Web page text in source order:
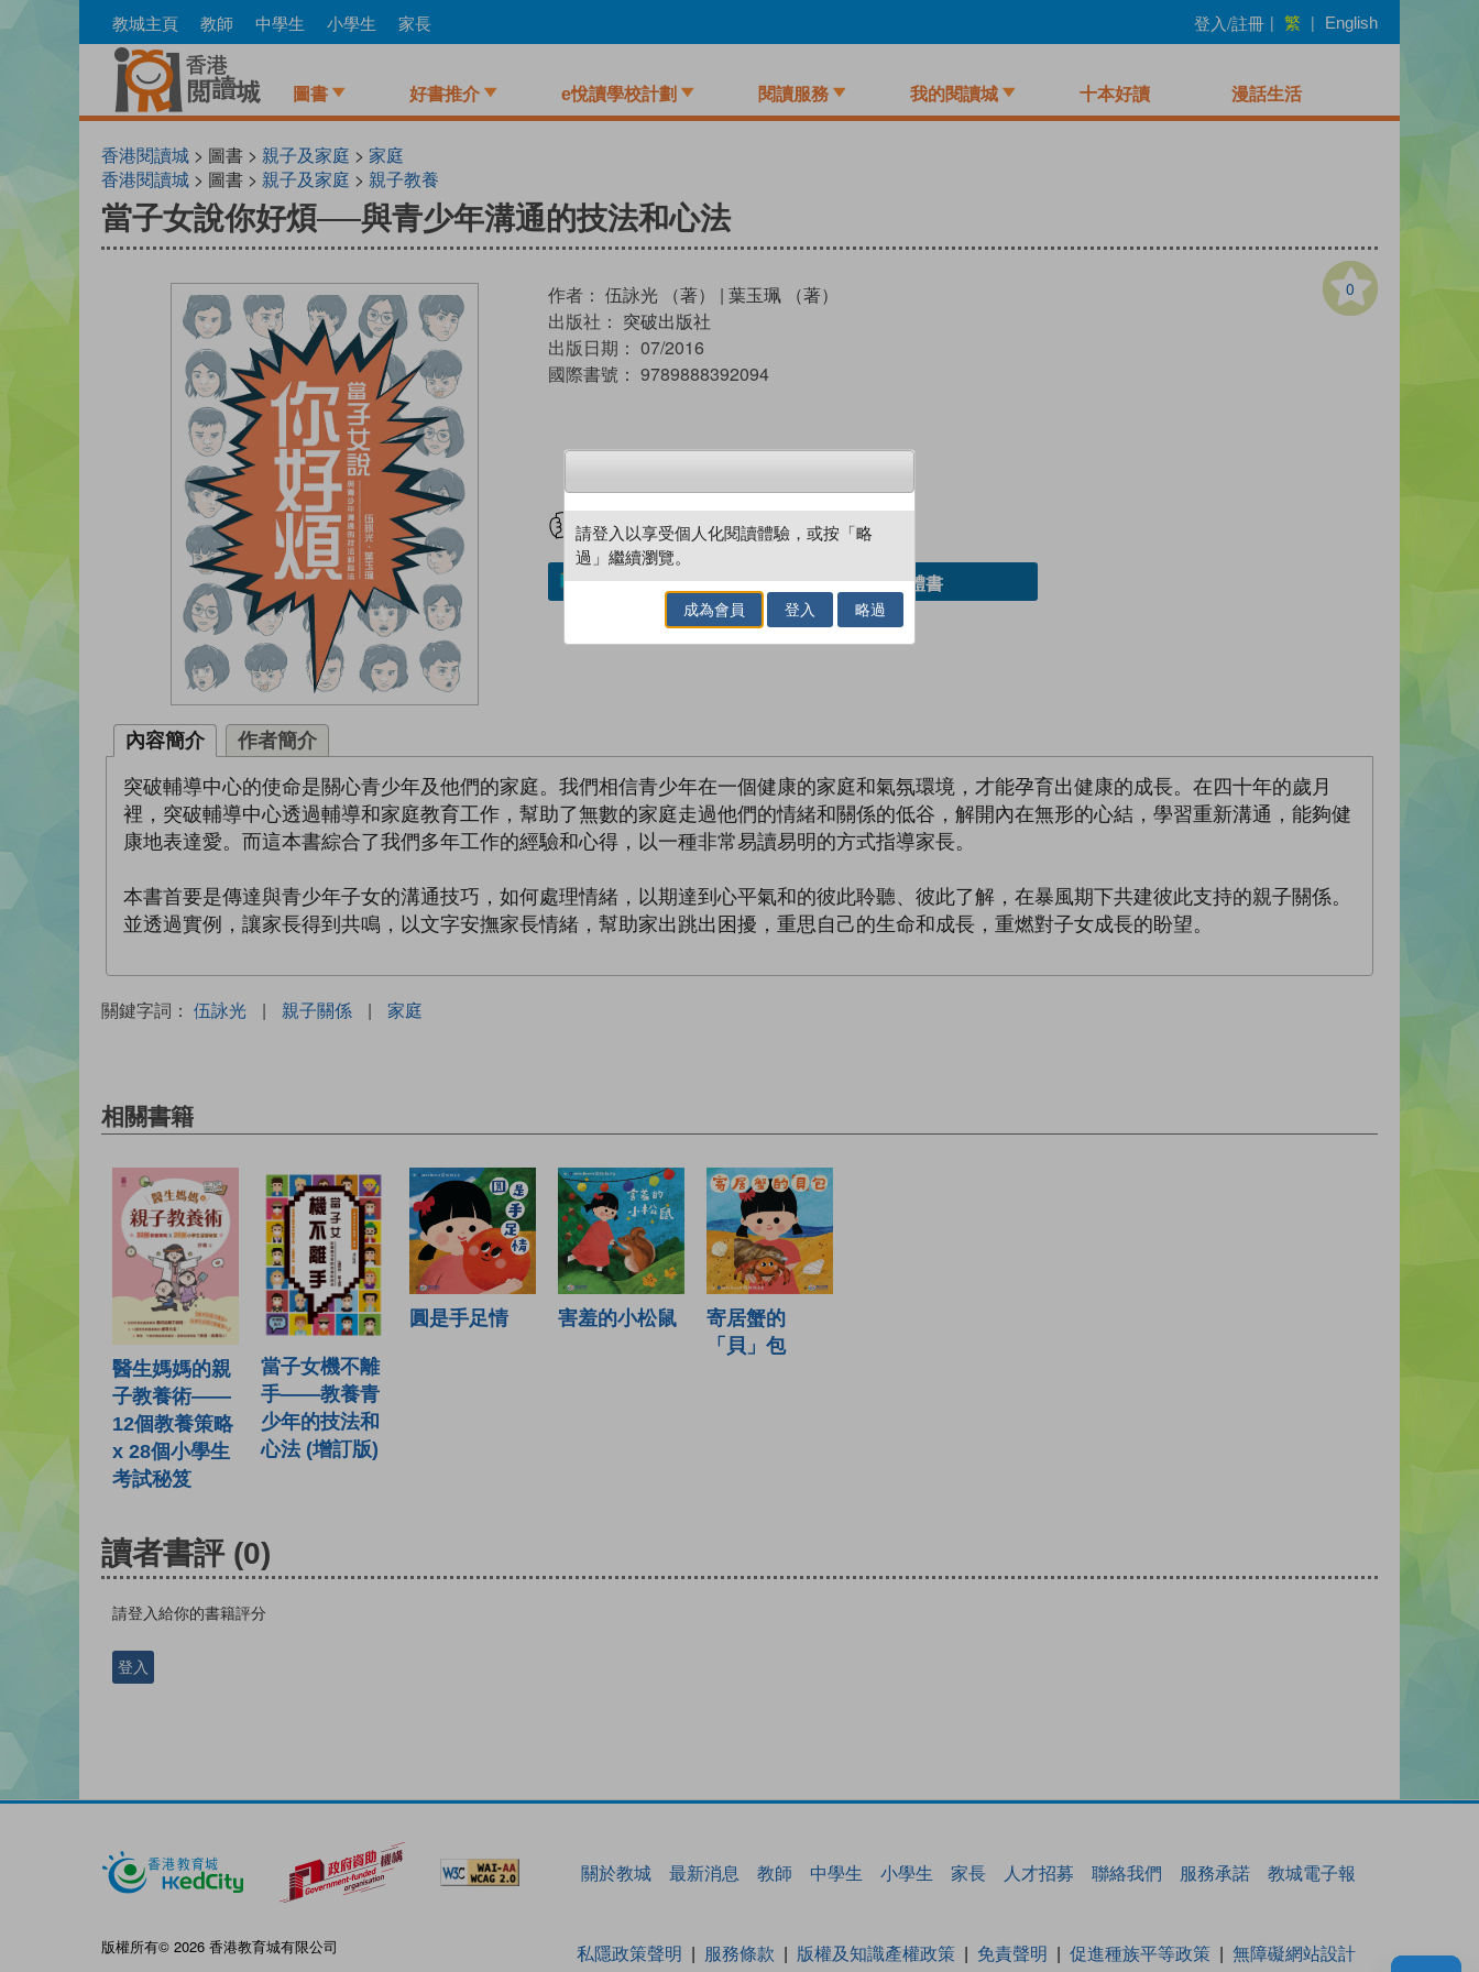
to
教城主頁 教師 中學生 小學生 家長 登入/註冊 | 繁 | English
圖書 好書推介 e悅讀學校計劃 閱讀服務 我的閱讀城 十本好讀 漫話生活
香港閱讀城 > 圖書 > 親子及家庭 > 家庭
香港閱讀城 > 圖書 > 親子及家庭 > 親子教養
當子女說你好煩──與青少年溝通的技法和心法
0
作者： 伍詠光 （著） | 葉玉珮 （著）
出版社： 突破出版社
出版日期： 07/2016
國際書號： 9789888392094
試閲 加入閱讀紀錄
加入／閱讀電子書 借閱實體書
內容簡介 作者簡介
突破輔導中心的使命是關心青少年及他們的家庭。我們相信青少年在一個健康的家庭和氣氛環境，才能孕育出健康的成長。在四十年的歲月
裡，突破輔導中心透過輔導和家庭教育工作，幫助了無數的家庭走過他們的情緒和關係的低谷，解開內在無形的心結，學習重新溝通，能夠健
康地表達愛。而這本書綜合了我們多年工作的經驗和心得，以一種非常易讀易明的方式指導家長。
本書首要是傳達與青少年子女的溝通技巧，如何處理情緒，以期達到心平氣和的彼此聆聽、彼此了解，在暴風期下共建彼此支持的親子關係。
並透過實例，讓家長得到共鳴，以文字安撫家長情緒，幫助家出跳出困擾，重思自己的生命和成長，重燃對子女成長的盼望。
關鍵字詞： 伍詠光 | 親子關係 | 家庭
相關書籍
醫生媽媽的親
子教養術——
12個教養策略
x 28個小學生
考試秘笈
當子女機不離
手——教養青
少年的技法和
心法 (增訂版)
圓是手足情 害羞的小松鼠
寄居蟹的
「貝」包
讀者書評 (0)
請登入給你的書籍評分
登入
關於教城 最新消息 教師 中學生 小學生 家長 人才招募 聯絡我們 服務承諾 教城電子報
版權所有© 2026 香港教育城有限公司 私隱政策聲明 服務條款 版權及知識產權政策 免責聲明 促進種族平等政策 無障礙網站設計
請登入以享受個人化閱讀體驗，或按「略
過」繼續瀏覽。
成為會員 登入 略過